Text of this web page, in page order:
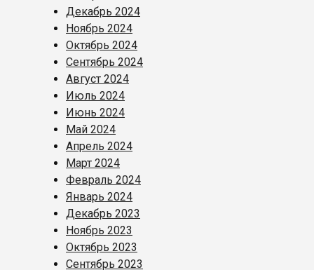
Декабрь 2024
Ноябрь 2024
Октябрь 2024
Сентябрь 2024
Август 2024
Июль 2024
Июнь 2024
Май 2024
Апрель 2024
Март 2024
Февраль 2024
Январь 2024
Декабрь 2023
Ноябрь 2023
Октябрь 2023
Сентябрь 2023